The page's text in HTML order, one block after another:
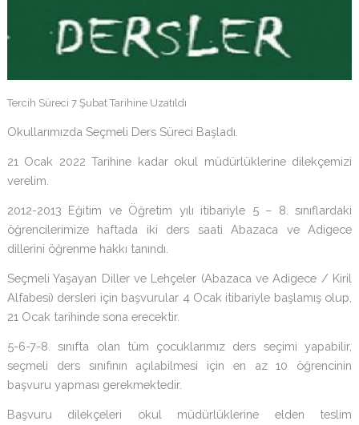
Tercih Süreci 7 Şubat Tarihine Uzatıldı
Okullarımızda Seçmeli Ders Süreci Başladı.
21 Ocak 2022 Tarihine kadar okul müdürlüklerine dilekçemizi
verelim.
2012-2013 Eğitim ve Öğretim yılı itibariyle 5 – 8. sınıflardaki
öğrencilerimize haftada iki ders saati Abazaca ve Adigece
dillerini öğrenme hakkı tanındı.
Seçmeli Yaşayan Diller ve Lehçeler (Abazaca ve Adigece / Kiril
Alfabesi) dersleri için başvurular 4 Ocak itibariyle başlamış olup,
21 Ocak tarihinde sona erecektir.
5-6-7-8. sınıfta olan tüm çocuklarımız ders seçimi yapabilir,
seçmeli ders sınıfının açılabilmesi için en az 10 öğrencinin
başvuru yapması gerekmektedir.
Başvuru dilekçeleri okul müdürlüklerine elden teslim